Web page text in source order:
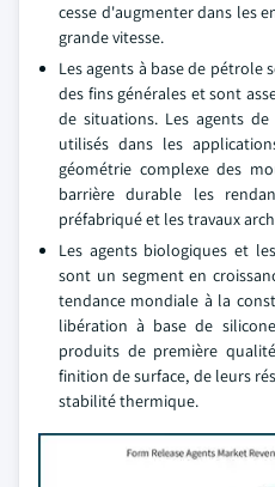
cesse d'augmenter dans les
grande vitesse.
Les agents à base de pétrole
des fins générales et sont
de situations. Les agents
utilisés dans les
géométrie complexe des
barrière durable les
préfabriqué et les travaux
Les agents biologiques et
sont un segment en
tendance mondiale à la
libération à base de
produits de première
finition de surface, de leurs
stabilité thermique.